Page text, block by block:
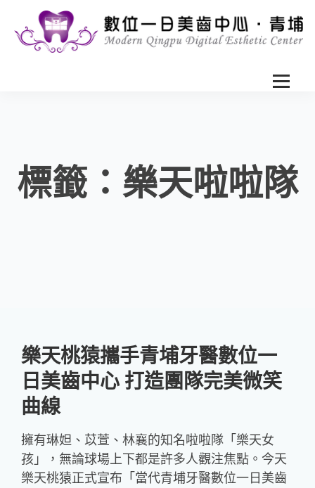
標籤：樂天啦啦隊
樂天桃猿攜手青埔牙醫數位一
日美齒中心 打造團隊完美微笑
曲線
擁有琳妲、苡萱、林襄的知名啦啦隊「樂天女
孩」，無論球場上下都是許多人觀注焦點。今天
樂天桃猿正式宣布「當代青埔牙醫數位一日美齒